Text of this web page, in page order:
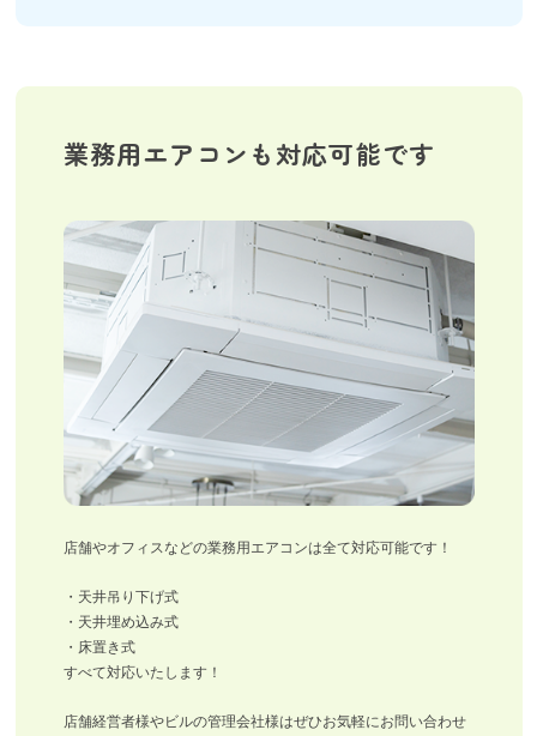
業務用エアコンも対応可能です
店舗やオフィスなどの業務用エアコンは全て対応可能です！
・天井吊り下げ式
・天井埋め込み式
・床置き式
すべて対応いたします！
店舗経営者様やビルの管理会社様はぜひお気軽にお問い合わせ